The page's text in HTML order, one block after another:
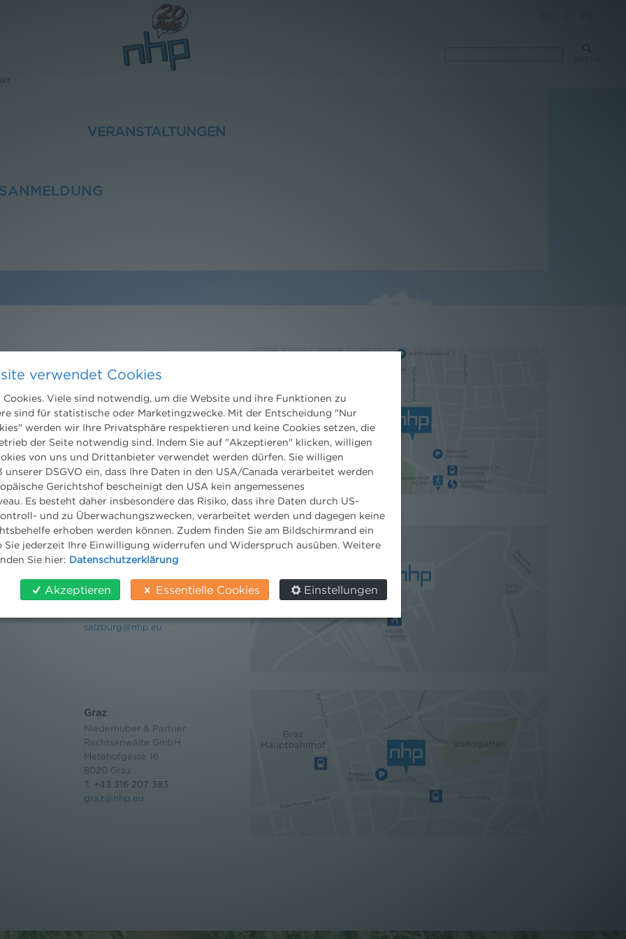
VERANSTALTUNGEN
Wien
Niederhuber & Partner
Rechtsanwälte GmbH
Reisnerstraße 53, 1030 Wien
T:+43 1 513 21 24-0
F: +43 1 513 21 24-300
office@nhp.eu
Salzburg
Niederhuber & Partner
Wilhelm-Spazier-Straße 2a
5020 Salzburg
salzburg@nhp.eu
Graz
Niederhuber & Partner
Rechtsanwälte GmbH
Metahofgasse 16
8020 Graz
T: +43 316 207 383
graz@nhp.eu
verwendet Cookies
Viele sind notwendig, um die Website und ihre Funktionen zu
sind für statistische oder Marketingzwecke. Mit der Entscheidung "Nur
werden wir Ihre Privatsphäre respektieren und keine Cookies setzen, die
der Seite notwendig sind. Indem Sie auf "Akzeptieren" klicken, willigen
von uns und Drittanbieter verwendet werden dürfen. Sie willigen
unserer DSGVO ein, dass Ihre Daten in den USA/Canada verarbeitet werden
Gerichtshof bescheinigt den USA kein angemessenes
Es besteht daher insbesondere das Risiko, dass ihre Daten durch US-
und zu Überwachungszwecken, verarbeitet werden und dagegen keine
erhoben werden können. Zudem finden Sie am Bildschirmrand ein
Sie jederzeit Ihre Einwilligung widerrufen und Widerspruch ausüben. Weitere
Sie hier: Datenschutzerklärung
Akzeptieren Essentielle Cookies Einstellungen